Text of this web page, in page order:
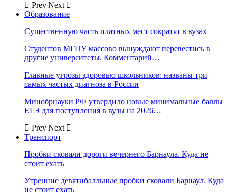
Prev Next
Образование
Существенную часть платных мест сократят в вузах
Студентов МГПУ массово вынуждают перевестись в
другие университеты. Комментарий…
Главные угрозы здоровью школьников: названы три
самых частых диагноза в России
Минобрнауки РФ утвердило новые минимальные баллы
ЕГЭ для поступления в вузы на 2026…
Prev Next
Транспорт
Пробки сковали дороги вечернего Барнаула. Куда не
стоит ехать
Утренние девятибалльные пробки сковали Барнаул. Куда
не стоит ехать